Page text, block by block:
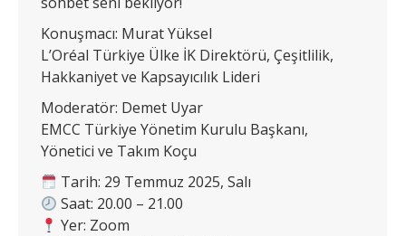
Konuşmacı: Murat Yüksel
L’Oréal Türkiye Ülke İK Direktörü, Çeşitlilik,
Hakkaniyet ve Kapsayıcılık Lideri
Moderatör: Demet Uyar
EMCC Türkiye Yönetim Kurulu Başkanı,
Yönetici ve Takım Koçu
Tarih: 29 Temmuz 2025, Salı
Saat: 20.00 – 21.00
Yer: Zoom